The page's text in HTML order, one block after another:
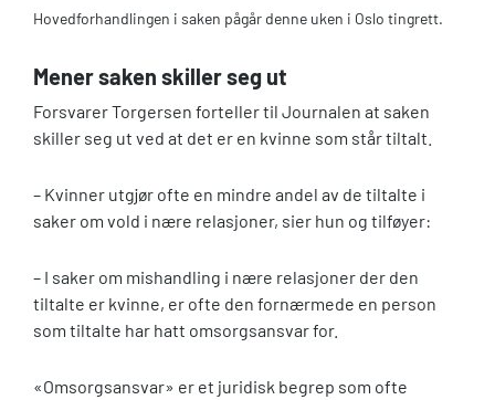
Hovedforhandlingen i saken pågår denne uken i Oslo tingrett.
Mener saken skiller seg ut
Forsvarer Torgersen forteller til Journalen at saken
skiller seg ut ved at det er en kvinne som står tiltalt.
– Kvinner utgjør ofte en mindre andel av de tiltalte i
saker om vold i nære relasjoner, sier hun og tilføyer:
– I saker om mishandling i nære relasjoner der den
tiltalte er kvinne, er ofte den fornærmede en person
som tiltalte har hatt omsorgsansvar for.
«Omsorgsansvar» er et juridisk begrep som ofte